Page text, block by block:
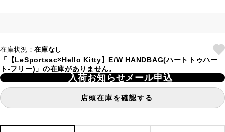
在庫状況：在庫なし
「【LeSportsac×Hello Kitty】E/W HANDBAG(ハートトゥハー
ト-フリー)」の在庫がありません。
入荷お知らせメール申込
店頭在庫を確認する